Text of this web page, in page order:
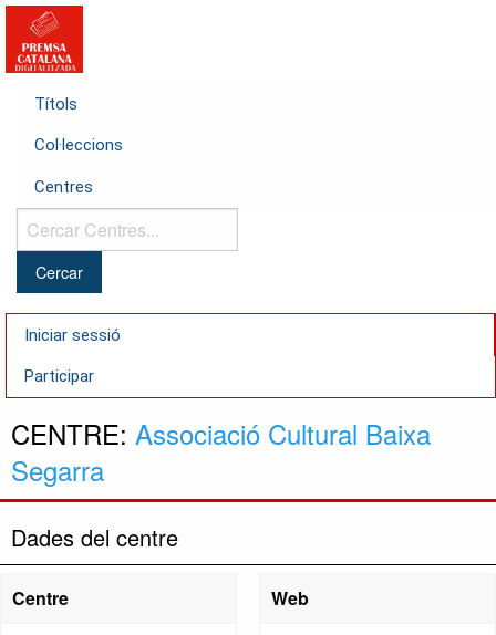
Títols
Col·leccions
Centres
Cercar
Centres...
Iniciar sessió
Participar
CENTRE: Associació Cultural Baixa
Segarra
Dades del centre
Centre
Web